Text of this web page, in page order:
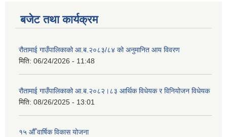
बजेट तथा कार्यक्रम
रौतामाई गाउँपालिकाको आ.ब.२०८३/८४ को अनुमानित आय विवरण
मिति: 06/24/2026 - 11:48
रौतामाई गाउँपालिकाको आ.ब.२०८२।८३ आर्थिक विधेयक र विनियोजन विधेयक
मिति: 08/26/2025 - 13:01
१५ औँ वार्षिक विकास योजना